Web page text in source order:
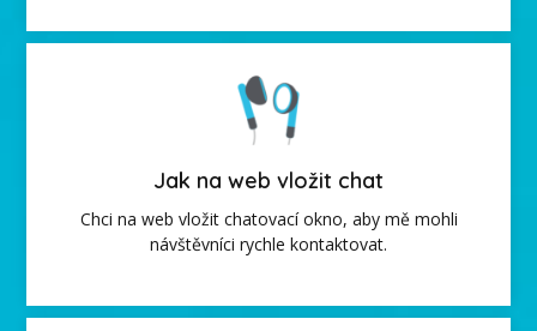
Jak na web vložit chat
Chci na web vložit chatovací okno, aby mě mohli
návštěvníci rychle kontaktovat.